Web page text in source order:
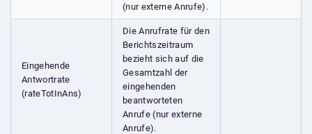
(nur externe Anrufe).
Eingehende
Antwortrate
(rateTotInAns)
Die Anrufrate für den
Berichtszeitraum
bezieht sich auf die
Gesamtzahl der
eingehenden
beantworteten
Anrufe (nur externe
Anrufe).